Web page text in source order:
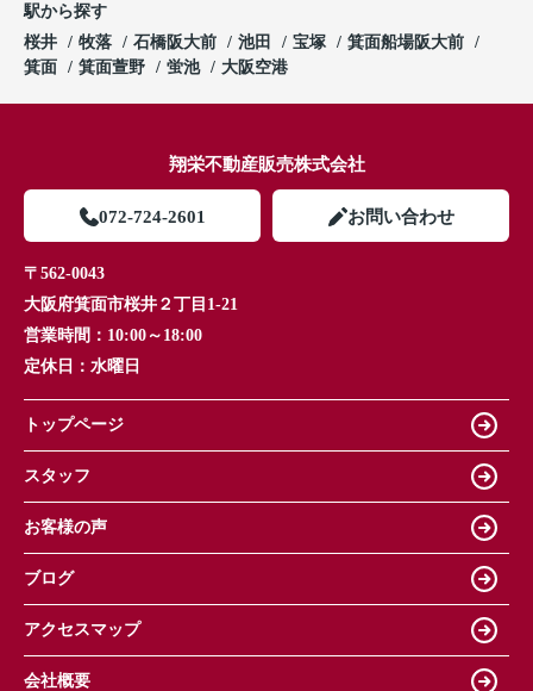
駅から探す
桜井
牧落 石橋阪大前 池田 宝塚
箕面船場阪大前
箕面
箕面萱野 蛍池 大阪空港
翔栄不動産販売株式会社
072-724-2601 お問い合わせ
〒562-0043
大阪府箕面市桜井２丁目1-21
営業時間： 10:00～18:00
定休日： 水曜日
トップページ
スタッフ
お客様の声
ブログ
アクセスマップ
会社概要